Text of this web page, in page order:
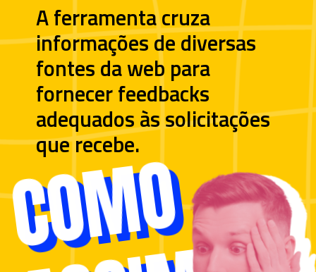
A ferramenta cruza
informações de diversas
fontes da web para
fornecer feedbacks
adequados às solicitações
que recebe.
COMO
COMO